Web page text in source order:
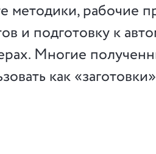
методики, рабочие
и подготовку к
Многие
как